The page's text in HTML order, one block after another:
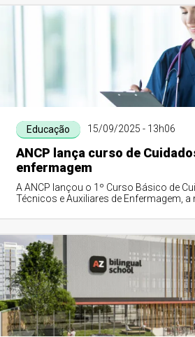
Educação 15/09/2025 - 13h06
ANCP lança curso de
enfermagem
A ANCP lançou o 1º Curso Básico de
Técnicos e Auxiliares de Enfermagem,